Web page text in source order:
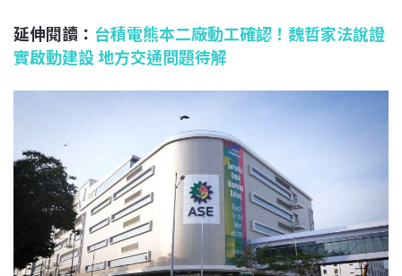
延伸閱讀： 台積電熊本二廠動工確認！魏哲家法說證
實啟動建設 地方交通問題待解